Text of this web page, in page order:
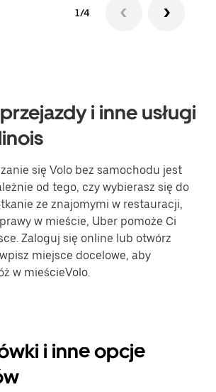
1/4
i inne usługi
się Volo bez samochodu jest
od tego, czy wybierasz się do
ze znajomymi w restauracji,
w mieście, Uber pomoże Ci
Zaloguj się online lub otwórz
miejsce docelowe, aby
w mieścieVolo.
i inne opcje